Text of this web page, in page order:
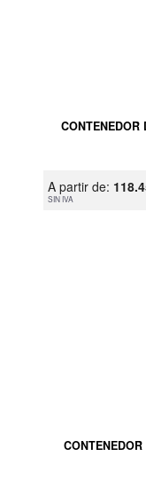
CONTENEDOR
A partir de:
SIN IVA